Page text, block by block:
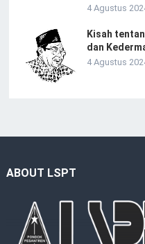
4 Agustus
Kisah
dan
4 Agustus
ABOUT LSPT